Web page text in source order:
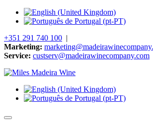
+351 291 740 100 |
Marketing:
Service: custserv@madeirawinecompany.com